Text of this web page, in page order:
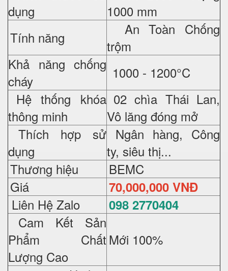
dụng
1000 mm
Tính năng
An Toàn Chống
trộm
Khả năng chống
cháy
1000 - 1200°C
Hệ thống khóa
thông minh
02 chìa Thái Lan,
Vô lăng đóng mở
Thích hợp sử
dụng
Ngân hàng, Công
ty, siêu thị...
Thương hiệu
BEMC
Giá
70,000,000 VNĐ
Liên Hệ Zalo 098 2770404
Cam Kết Sản
Phẩm Chất
Lượng Cao
Mới 100%